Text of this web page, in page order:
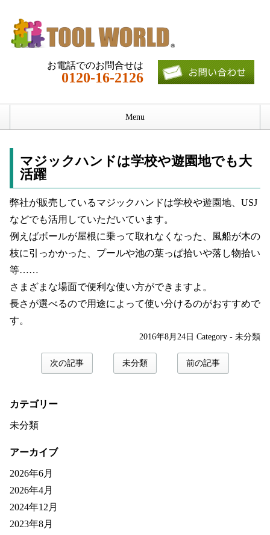
お電話でのお問合せは
0120-16-2126
Menu
仕様
使用例
会社概要
ブログ
マジックハンドは学校や遊園地でも大
活躍
弊社が販売しているマジックハンドは学校や遊園地、USJ
などでも活用していただいています。
例えばボールが屋根に乗って取れなくなった、風船が木の
枝に引っかかった、プールや池の葉っぱ拾いや落し物拾い
等……
さまざまな場面で便利な使い方ができますよ。
長さが選べるので用途によって使い分けるのがおすすめで
す。
2016年8月24日 Category - 未分類
次の記事 未分類 前の記事
カテゴリー
未分類
アーカイブ
2026年6月
2026年4月
2024年12月
2023年8月